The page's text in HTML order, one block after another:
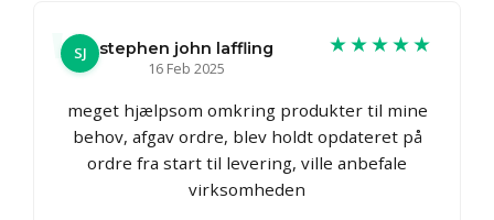
SJ
stephen john laffling
16 Feb 2025
★★★★★
meget hjælpsom omkring produkter til mine
behov, afgav ordre, blev holdt opdateret på
ordre fra start til levering, ville anbefale
virksomheden